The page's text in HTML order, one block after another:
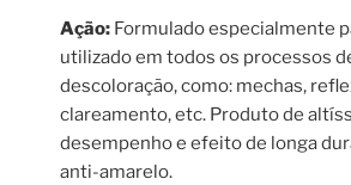
Ação: Formulado especialmente
utilizado em todos os processos
descoloração, como: mechas,
clareamento, etc. Produto de
desempenho e efeito de longa
anti-amarelo.